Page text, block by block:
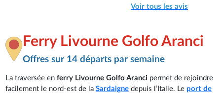
Voir tous les avis
Ferry Livourne Golfo Aranci
Offres sur 14 départs par semaine
La traversée enferry Livourne Golfo Aranci permet de rejoindre
facilement le nord-est de laSardaigne depuis l’Italie. Le port de